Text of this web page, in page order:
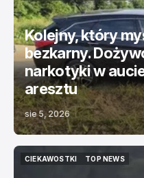
NA DRODZE
KRYMINALNE
Kolejny, który
bezkarny.
narkotyki w
aresztu
sie 5, 2026
CIEKAWOSTKI
TOP NEWS